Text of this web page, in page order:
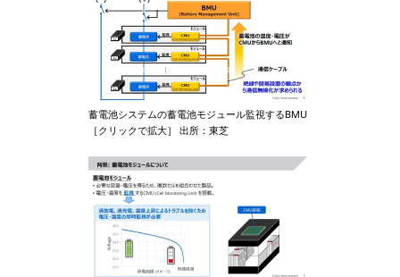
蓄電池システムの蓄電池モジュール監視するBMU
［クリックで拡大］ 出所：東芝